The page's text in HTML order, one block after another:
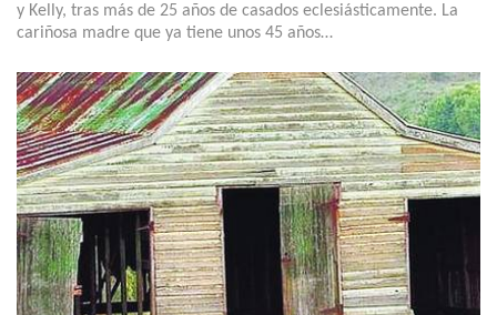
y Kelly, tras más de 25 años de casados eclesiásticamente. La
cariñosa madre que ya tiene unos 45 años…